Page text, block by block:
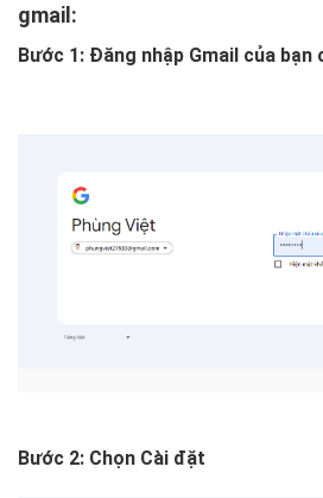
gmail:
Bước 1: Đăng nhập Gmail của bạn
Bước 2: Chọn Cài đặt